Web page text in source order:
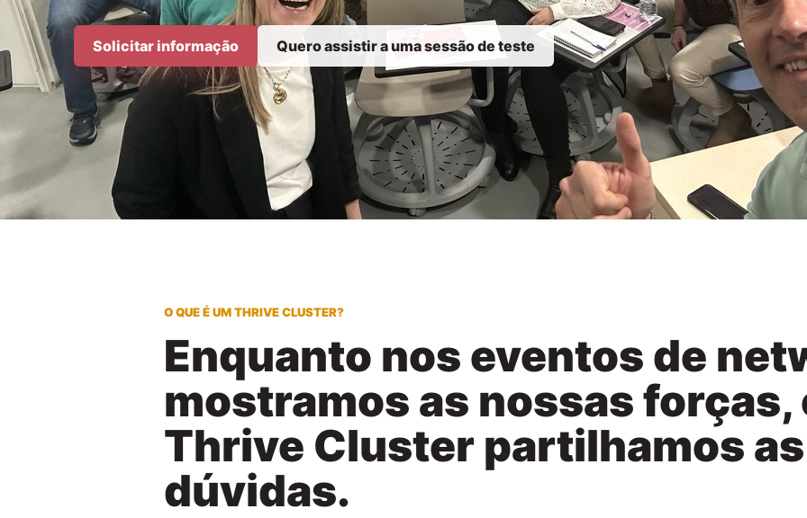
Solicitar informação Quero assistir a uma sessão de teste
O QUE É UM THRIVE CLUSTER?
Enquanto nos eventos de
mostramos as nossas forças,
Thrive Cluster partilhamos
dúvidas.